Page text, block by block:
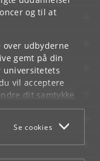
og til at
over udbyderne
gemt på din
universitetets
vil acceptere
dit samtykke
du finder i
Se cookies